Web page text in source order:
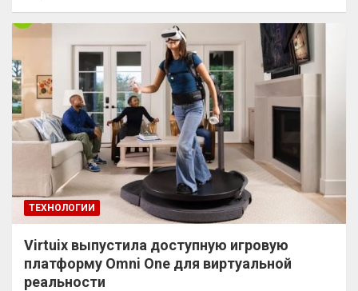
ТЕХНОЛОГИИ
Virtuix выпустила доступную игровую
платформу Omni One для виртуальной
реальности